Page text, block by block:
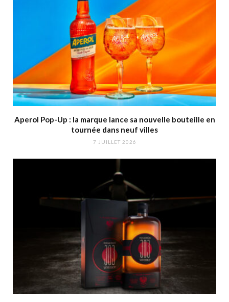
Aperol Pop-Up : la marque lance sa nouvelle bouteille en
tournée dans neuf villes
7 JUILLET 2026